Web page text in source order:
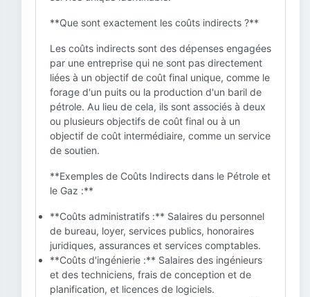
**Que sont exactement les coûts indirects ?**
Les coûts indirects sont des dépenses engagées
par une entreprise qui ne sont pas directement
liées à un objectif de coût final unique, comme le
forage d'un puits ou la production d'un baril de
pétrole. Au lieu de cela, ils sont associés à deux
ou plusieurs objectifs de coût final ou à un
objectif de coût intermédiaire, comme un service
de soutien.
**Exemples de Coûts Indirects dans le Pétrole et
le Gaz :**
**Coûts administratifs :** Salaires du personnel
de bureau, loyer, services publics, honoraires
juridiques, assurances et services comptables.
**Coûts d'ingénierie :** Salaires des ingénieurs
et des techniciens, frais de conception et de
planification, et licences de logiciels.